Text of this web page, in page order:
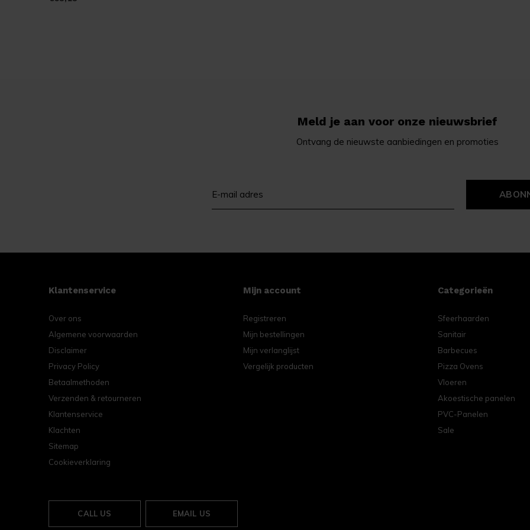
Meld je aan voor onze nieuwsbrief
Ontvang de nieuwste aanbiedingen en promoties
Klantenservice
Over ons
Algemene voorwaarden
Disclaimer
Privacy Policy
Betaalmethoden
Verzenden & retourneren
Klantenservice
Klachten
Sitemap
Cookieverklaring
Mijn account
Registreren
Mijn bestellingen
Mijn verlanglijst
Vergelijk producten
Categorieën
Sfeerhaarden
Sanitair
Barbecues
Pizza Ovens
Vloeren
Akoestische panelen
PVC-Panelen
Sale
CALL US EMAIL US